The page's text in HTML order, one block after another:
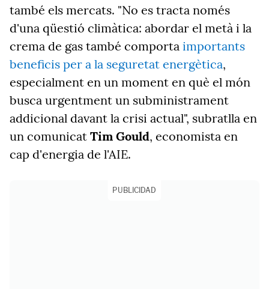
també els mercats. "No es tracta només
d'una qüestió climàtica: abordar el metà i la
crema de gas també comporta importants
beneficis per a la seguretat energètica,
especialment en un moment en què el món
busca urgentment un subministrament
addicional davant la crisi actual", subratlla en
un comunicat Tim Gould, economista en
cap d'energia de l'AIE.
PUBLICIDAD